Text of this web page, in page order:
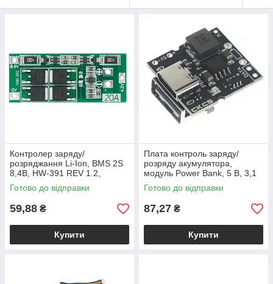
Контролер заряду/
розряджання Li-Ion, BMS 2S
8,4В, HW-391 REV 1.2,
модуль захисту
Готово до відправки
59,88 ₴
Купити
Плата контроль заряду/
розряду акумулятора,
модуль Power Bank, 5 В, 3,1
А
Готово до відправки
87,27 ₴
Купити